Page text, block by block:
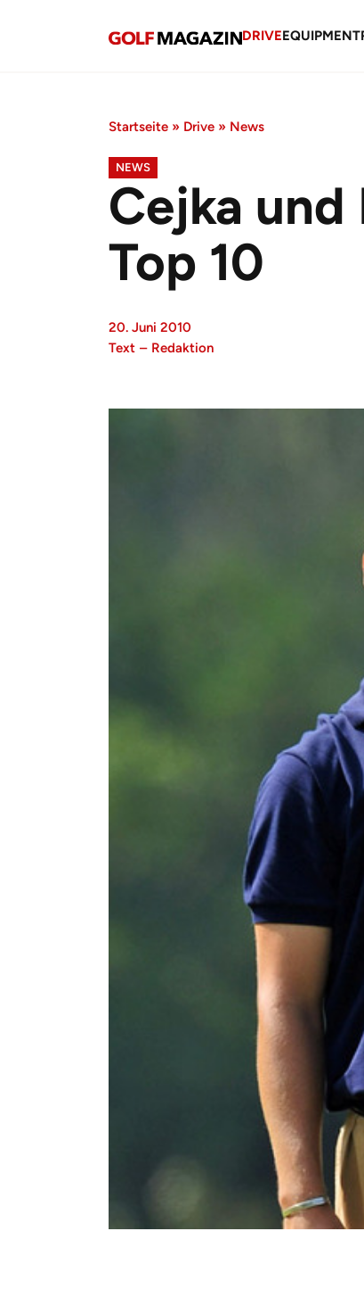
DRIVEEQUIPMENT
Startseite » Drive » News
NEWS
Cejka und
Top 10
20. Juni 2010
Text – Redaktion